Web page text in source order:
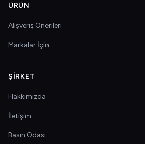
ÜRÜN
Alışveriş Önerileri
Markalar İçin
ŞIRKET
Hakkımızda
İletişim
Basın Odası